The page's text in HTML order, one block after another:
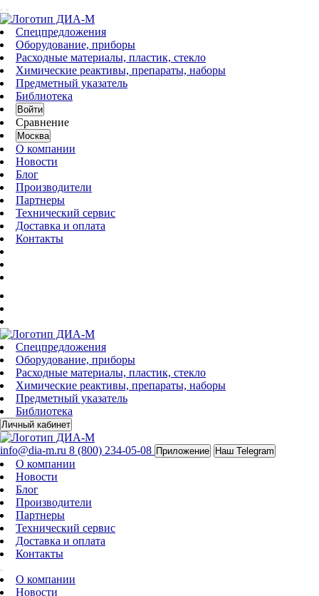
Спецпредложения
Оборудование, приборы
Расходные материалы, пластик, стекло
Химические реактивы, препараты, наборы
Предметный указатель
Библиотека
Войти
Сравнение
Москва
О компании
Новости
Блог
Производители
Партнеры
Технический сервис
Доставка и оплата
Контакты
Спецпредложения
Оборудование, приборы
Расходные материалы, пластик, стекло
Химические реактивы, препараты, наборы
Предметный указатель
Библиотека
Личный кабинет
info@dia-m.ru 8 (800) 234-05-08 Приложение Наш Telegram
О компании
Новости
Блог
Производители
Партнеры
Технический сервис
Доставка и оплата
Контакты
О компании
Новости